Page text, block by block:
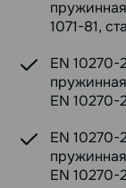
1071-81,
EN 10270-
EN 10270-
EN 10270-
EN 10270-